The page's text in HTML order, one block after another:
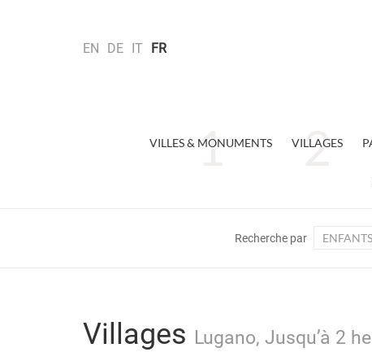
EN DE IT FR
VILLES & MONUMENTS VILLAGES
Recherche par ENFANTS
Villages Lugano, Jusqu’à 2